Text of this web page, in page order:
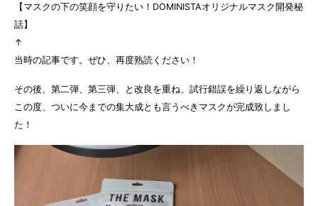
【マスクの下の笑顔を守りたい！DOMINISTAオリジナルマスク開発秘
話】
↑
当時の記事です。ぜひ、再度熟読ください！
その後、第二弾、第三弾、と改良を重ね、試行錯誤を繰り返しながら
この度、ついに今までの集大成とも言うべきマスクが完成致しまし
た！